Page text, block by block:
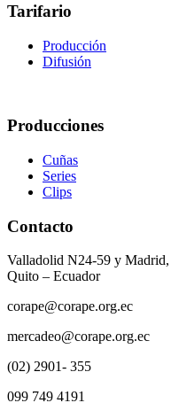
Tarifario
Producción
Difusión
Producciones
Cuñas
Series
Clips
Contacto
Valladolid N24-59 y Madrid,
Quito – Ecuador
corape@corape.org.ec
mercadeo@corape.org.ec
(02) 2901- 355
099 749 4191